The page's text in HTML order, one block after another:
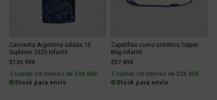
Camiseta Argentina adidas 10
Suplente 2026 Infantil
$139.999
3 cuotas sin interés de $46.666
Stock para envío
Zapatillas cuero sintético Topper
Map Infantil
$57.899
2 cuotas sin interés de $28.950
Stock para envío